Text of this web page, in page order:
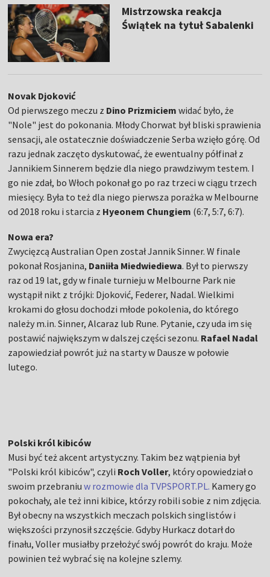
Mistrzowska reakcja
Świątek na tytuł Sabalenki
Novak Djoković
Od pierwszego meczu z Dino Prizmiciem widać było, że
"Nole" jest do pokonania. Młody Chorwat był bliski sprawienia
sensacji, ale ostatecznie doświadczenie Serba wzięło górę. Od
razu jednak zaczęto dyskutować, że ewentualny półfinał z
Jannikiem Sinnerem będzie dla niego prawdziwym testem. I
go nie zdał, bo Włoch pokonał go po raz trzeci w ciągu trzech
miesięcy. Była to też dla niego pierwsza porażka w Melbourne
od 2018 roku i starcia z Hyeonem Chungiem (6:7, 5:7, 6:7).
Nowa era?
Zwycięzcą Australian Open został Jannik Sinner. W finale
pokonał Rosjanina, Daniiła Miedwiediewa. Był to pierwszy
raz od 19 lat, gdy w finale turnieju w Melbourne Park nie
wystąpił nikt z trójki: Djoković, Federer, Nadal. Wielkimi
krokami do głosu dochodzi młode pokolenia, do którego
należy m.in. Sinner, Alcaraz lub Rune. Pytanie, czy uda im się
postawić największym w dalszej części sezonu. Rafael Nadal
zapowiedział powrót już na starty w Dausze w połowie
lutego.
Polski król kibiców
Musi być też akcent artystyczny. Takim bez wątpienia był
"Polski król kibiców", czyli Roch Voller, który opowiedział o
swoim przebraniuw rozmowie dla TVPSPORT.PL. Kamery go
pokochały, ale też inni kibice, którzy robili sobie z nim zdjęcia.
Był obecny na wszystkich meczach polskich singlistów i
większości przynosił szczęście. Gdyby Hurkacz dotarł do
finału, Voller musiałby przełożyć swój powrót do kraju. Może
powinien też wybrać się na kolejne szlemy.